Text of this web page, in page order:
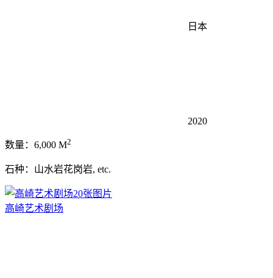
日本
2020
数量：6,000 M2
石种：山水岩花岗岩, etc.
20张图片
高崎艺术剧场